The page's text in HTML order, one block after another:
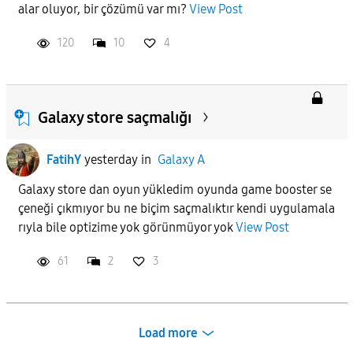
alar oluyor, bir çözümü var mı? View Post
120 10 4
Galaxy store saçmalığı
FatihY yesterdayin Galaxy A
Galaxy store dan oyun yükledim oyunda game booster se
çeneği çıkmıyor bu ne biçim saçmalıktır kendi uygulamala
rıyla bile optizime yok görünmüyor yokView Post
61 2 3
Load more